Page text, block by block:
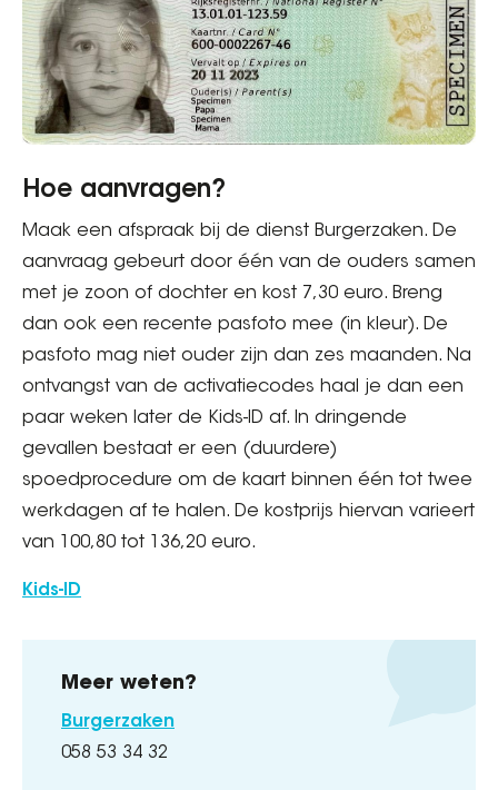
Hoe aanvragen?
Maak een afspraak bij de dienst Burgerzaken. De
aanvraag gebeurt door één van de ouders samen
met je zoon of dochter en kost 7,30 euro. Breng
dan ook een recente pasfoto mee (in kleur). De
pasfoto mag niet ouder zijn dan zes maanden. Na
ontvangst van de activatiecodes haal je dan een
paar weken later de Kids-ID af. In dringende
gevallen bestaat er een (duurdere)
spoedprocedure om de kaart binnen één tot twee
werkdagen af te halen. De kostprijs hiervan varieert
van 100,80 tot 136,20 euro.
Kids-ID
Meer weten?
Burgerzaken
058 53 34 32